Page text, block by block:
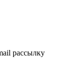
рассылку